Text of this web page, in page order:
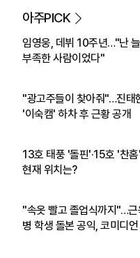
아주PICK
임영웅, 데뷔 10주년…"난 늘
부족한 사람이었다"
"광고주들이 찾아줘"…진태
'이숙캠' 하차 후 근황 공개
13호 태풍 '돌핀'·15호 '찬홈'
현재 위치는?
"속옷 빨고 졸업식까지"…근
병 학생 돌본 공익, 코미디언